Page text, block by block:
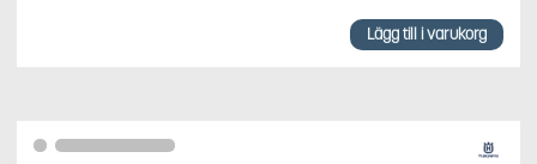
Lägg till i varukorg